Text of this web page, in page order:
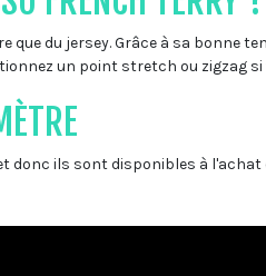
que du jersey. Grâce à sa bonne
un point stretch ou zigzag
ils sont disponibles à l'achat